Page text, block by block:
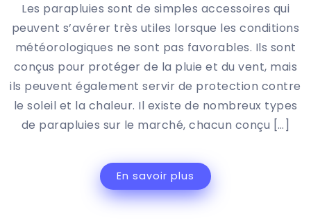
Les parapluies sont de simples accessoires qui
peuvent s’avérer très utiles lorsque les conditions
météorologiques ne sont pas favorables. Ils sont
conçus pour protéger de la pluie et du vent, mais
ils peuvent également servir de protection contre
le soleil et la chaleur. Il existe de nombreux types
de parapluies sur le marché, chacun conçu […]
En savoir plus